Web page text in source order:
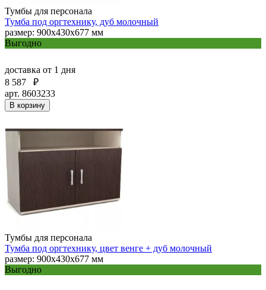
Тумбы для персонала
Тумба под оргтехнику, дуб молочный
размер: 900х430х677 мм
Выгодно
доставка от 1 дня
8 587
₽
арт. 8603233
В корзину
Тумбы для персонала
Тумба под оргтехнику, цвет венге + дуб молочный
размер: 900х430х677 мм
Выгодно